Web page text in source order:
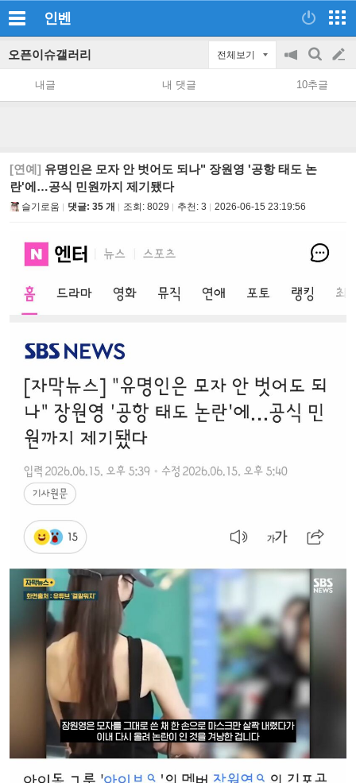
인벤
오픈이슈갤러리 전체보기
공
지
on/off
검
색
글
쓰
내글 내 댓글 10추글
[연예] 유명인은 모자 안 벗어도 되나" 장원영 '공항 태도 논
란'에…공식 민원까지 제기됐다
슬기로움 댓글: 35 개 조회: 8029 추천: 3 2026-06-15 23:19:56